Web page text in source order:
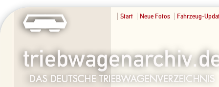
Start Neue Fotos Fahrzeug-